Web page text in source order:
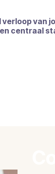
van
centraal